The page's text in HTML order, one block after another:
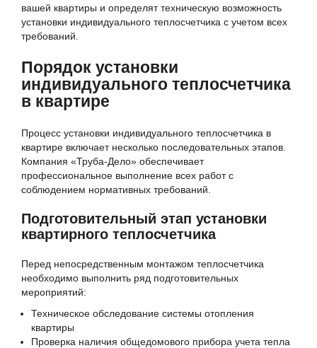
вашей квартиры и определят техническую возможность
установки индивидуального теплосчетчика с учетом всех
требований.
Порядок установки
индивидуального теплосчетчика
в квартире
Процесс установки индивидуального теплосчетчика в
квартире включает несколько последовательных этапов.
Компания «Труба-Дело» обеспечивает
профессиональное выполнение всех работ с
соблюдением нормативных требований.
Подготовительный этап установки
квартирного теплосчетчика
Перед непосредственным монтажом теплосчетчика
необходимо выполнить ряд подготовительных
мероприятий:
Техническое обследование системы отопления
квартиры
Проверка наличия общедомового прибора учета тепла